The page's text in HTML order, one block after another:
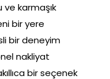
karmaşık
bir yere
bir deneyim
nakliyat
bir seçenek